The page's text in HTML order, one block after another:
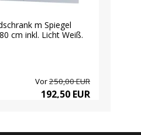
m Spiegel
cm inkl. Licht Weiß.
Vor250,00 EUR
192,50 EUR